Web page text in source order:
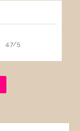
4.7/5